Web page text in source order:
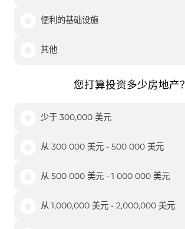
便利的基础设施
其他
您打算投资多少房地产？
少于 300,000 美元
从 300 000 美元 - 500 000 美元
从 500 000 美元 - 1 000 000 美元
从 1,000,000 美元 - 2,000,000 美元